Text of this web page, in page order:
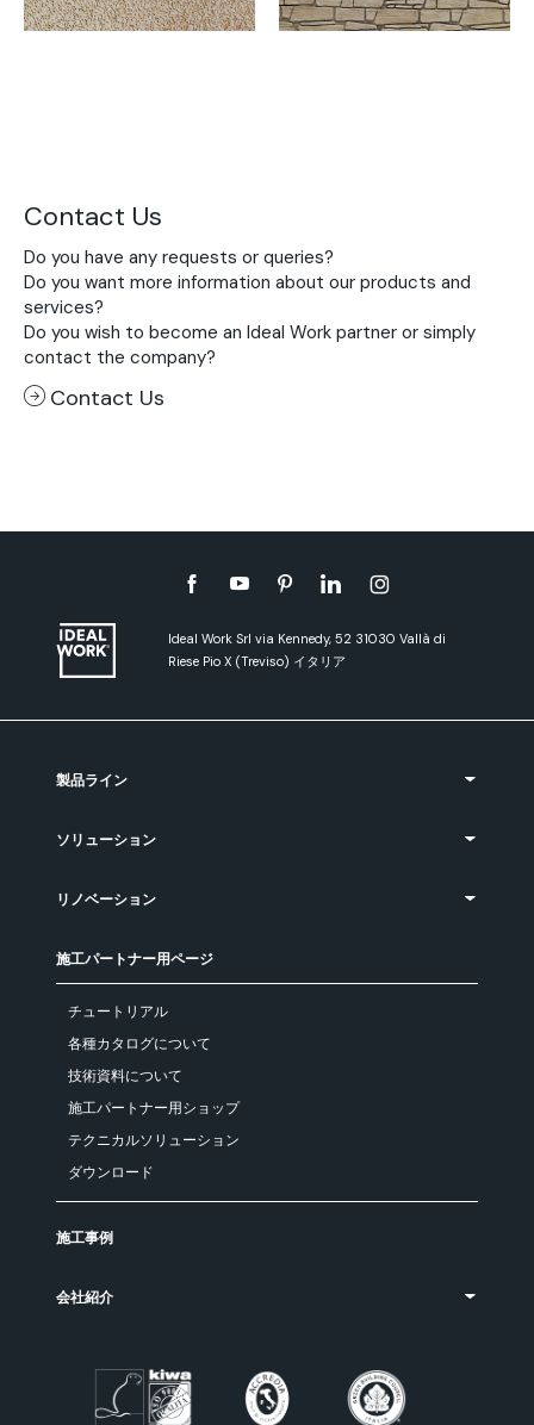
Contact Us
Do you have any requests or queries?
Do you want more information about our products and
services?
Do you wish to become an Ideal Work partner or simply
contact the company?
Contact Us
Ideal Work Srl via Kennedy, 52 31030 Vallà di
Riese Pio X (Treviso) イタリア
製品ライン
ソリューション
リノベーション
施工パートナー用ページ
チュートリアル
各種カタログについて
技術資料について
施工パートナー用ショップ
テクニカルソリューション
ダウンロード
施工事例
会社紹介